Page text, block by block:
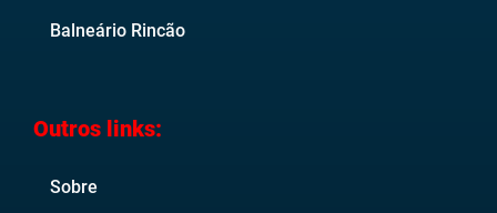
Balneário Rincão
Outros links:
Sobre